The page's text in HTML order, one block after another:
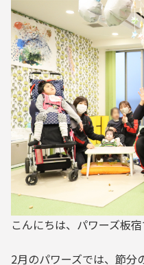
こんにちは、パワーズ板
2月のパワーズでは、節分